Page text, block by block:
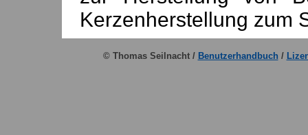
Kerzenherstellung zum
© Thomas Seilnacht / Benutzerhandbuch /